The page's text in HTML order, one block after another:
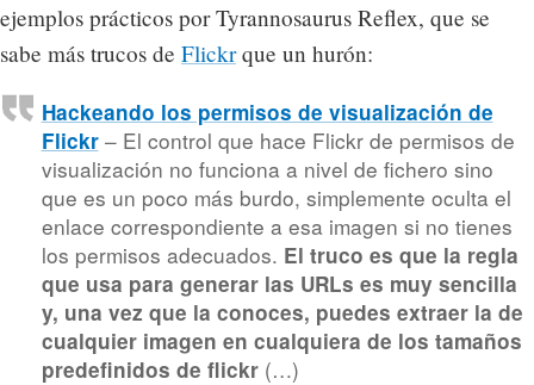
ejemplos prácticos por Tyrannosaurus Reflex, que se
sabe más trucos de Flickrque un hurón:
Hackeando los permisos de visualización de
Flickr– El control que hace Flickr de permisos de
visualización no funciona a nivel de fichero sino
que es un poco más burdo, simplemente oculta el
enlace correspondiente a esa imagen si no tienes
los permisos adecuados. El truco es que la regla
que usa para generar las URLs es muy sencilla
y, una vez que la conoces, puedes extraer la de
cualquier imagen en cualquiera de los tamaños
predefinidos de flickr(…)